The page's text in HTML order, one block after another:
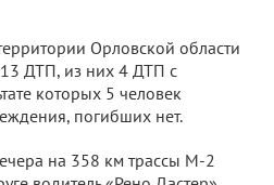
Орловской области
13 ДТП, из них 4 ДТП с
которых 5 человек
погибших нет.
на 358 км трассы М-2